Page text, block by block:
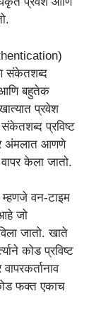
संकेतशब्द
आणि बहुतेक
प्रवेश
संकेतशब्द प्रविष्ट
अंमलात आणणे
केला जातो.
वन-टाइम
जो
जातो. खाते
कोड प्रविष्ट
फक्त एकाच